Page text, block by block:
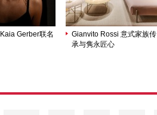
Gerber联名
Gianvito Rossi 意式家族传
承与隽永匠心